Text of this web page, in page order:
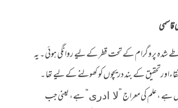
قاسمی
۲٠۱۹ء کو طے شدہ پروگرام کے تحت قطر کے لیے روانگی ہوئی ۔ یہ
کے بند دریچوں کو کھولنے کے لیے تھا ۔
ہے ، علم کی معراج ” لا ادری “ ہے، یعنی جب